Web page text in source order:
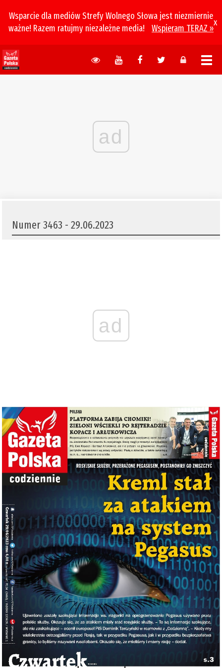
Wsparcie dla mediów Strefy Wolnego Słowa jest niezmiernie
ważne! Razem ratujmy niezależne media!
Wspieram TERAZ »
x
ad
Numer 3463 - 29.06.2023
ad